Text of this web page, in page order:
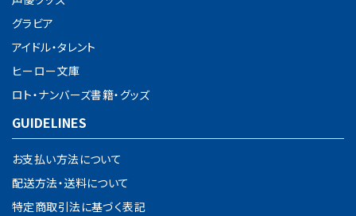
グラビア
アイドル・タレント
ヒーロー文庫
ロト・ナンバーズ書籍・グッズ
GUIDELINES
お支払い方法について
配送方法・送料について
特定商取引法に基づく表記